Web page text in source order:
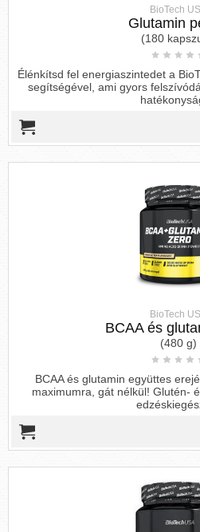
BioTech
Glutamin
(180
Élénkítsd fel energiaszintedet a
segítségével, ami gyors
BioTech
BCAA és
(480 g)
BCAA és glutamin együttes
maximumra, gát nélkül! Glutén-